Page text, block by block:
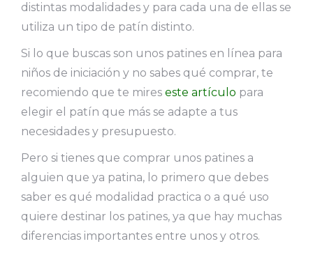
distintas modalidades y para cada una de ellas se
utiliza un tipo de patín distinto.
Si lo que buscas son unos patines en línea para
niños de iniciación y no sabes qué comprar, te
recomiendo que te mires este artículo para
elegir el patín que más se adapte a tus
necesidades y presupuesto.
Pero si tienes que comprar unos patines a
alguien que ya patina, lo primero que debes
saber es qué modalidad practica o a qué uso
quiere destinar los patines, ya que hay muchas
diferencias importantes entre unos y otros.